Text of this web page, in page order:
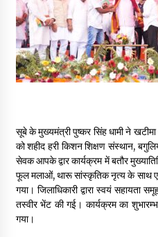
May 16, 2022
Thought Of
May 14, 2022
May 13, 2022
Thought Of
May 12, 2022
सूबे के मुख्यमंत्री पुष्कर सिंह धामी ने खटीमा
को शहीद हरी किशन शिक्षण संस्थान,
सेवक आपके द्वार कार्यक्रम में बतौर
फूल मलाओं, थारू सांस्कृतिक नृत्य के साथ
गया। जिलाधिकारी द्वारा स्वयं सहायता
तस्वीर भेंट की गई। कार्यक्रम का
गया।